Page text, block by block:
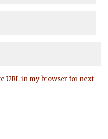
URL in my browser for next